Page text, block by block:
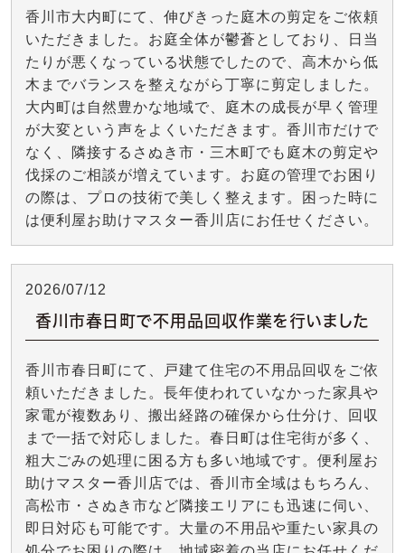
香川市大内町にて、伸びきった庭木の剪定をご依頼
いただきました。お庭全体が鬱蒼としており、日当
たりが悪くなっている状態でしたので、高木から低
木までバランスを整えながら丁寧に剪定しました。
大内町は自然豊かな地域で、庭木の成長が早く管理
が大変という声をよくいただきます。香川市だけで
なく、隣接するさぬき市・三木町でも庭木の剪定や
伐採のご相談が増えています。お庭の管理でお困り
の際は、プロの技術で美しく整えます。困った時に
は便利屋お助けマスター香川店にお任せください。
2026/07/12
香川市春日町で不用品回収作業を行いました
香川市春日町にて、戸建て住宅の不用品回収をご依
頼いただきました。長年使われていなかった家具や
家電が複数あり、搬出経路の確保から仕分け、回収
まで一括で対応しました。春日町は住宅街が多く、
粗大ごみの処理に困る方も多い地域です。便利屋お
助けマスター香川店では、香川市全域はもちろん、
高松市・さぬき市など隣接エリアにも迅速に伺い、
即日対応も可能です。大量の不用品や重たい家具の